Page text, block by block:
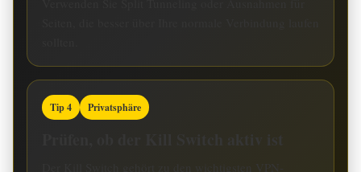
Tip 4 Privatsphäre